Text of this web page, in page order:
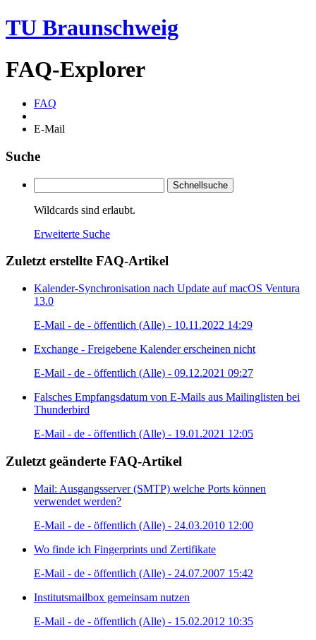
TU Braunschweig
FAQ-Explorer
FAQ
E-Mail
Suche
Schnellsuche
Wildcards sind erlaubt.
Erweiterte Suche
Zuletzt erstellte FAQ-Artikel
Kalender-Synchronisation nach Update auf macOS Ventura
13.0
E-Mail - de - öffentlich (Alle) - 10.11.2022 14:29
Exchange - Freigebene Kalender erscheinen nicht
E-Mail - de - öffentlich (Alle) - 09.12.2021 09:27
Falsches Empfangsdatum von E-Mails aus Mailinglisten bei
Thunderbird
E-Mail - de - öffentlich (Alle) - 19.01.2021 12:05
Zuletzt geänderte FAQ-Artikel
Mail: Ausgangsserver (SMTP) welche Ports können
verwendet werden?
E-Mail - de - öffentlich (Alle) - 24.03.2010 12:00
Wo finde ich Fingerprints und Zertifikate
E-Mail - de - öffentlich (Alle) - 24.07.2007 15:42
Institutsmailbox gemeinsam nutzen
E-Mail - de - öffentlich (Alle) - 15.02.2012 10:35